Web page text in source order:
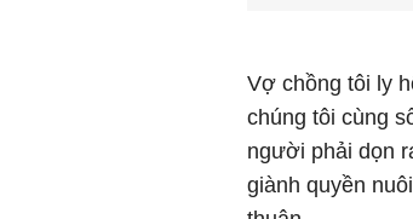
Vợ chồng tôi ly
chúng tôi cùng
người phải dọn
giành quyền